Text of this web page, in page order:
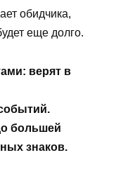
обидчика,
еще долго.
верят в
большей
знаков.